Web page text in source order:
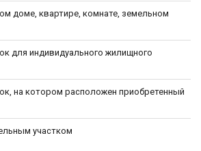
доме, квартире, комнате, земельном
для индивидуального жилищного
на котором расположен приобретенный
участком